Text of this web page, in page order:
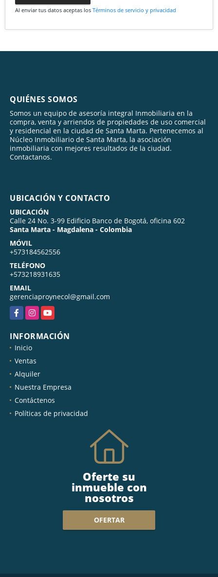
Al enviar tus datos aceptas los Términos de servicio y privacidad
QUIÉNES SOMOS
Somos un equipo de asesoría integral Inmobiliaria en la
compra, venta y arriendos de propiedades de uso comercial
y residencial en la ciudad de Santa Marta. Pertenecemos al
Núcleo Inmobiliario de Santa Marta, la asociación
inmobiliaria con mejores resultados de la ciudad.
Contactanos.
UBICACIÓN Y CONTACTO
UBICACIÓN
Calle 24 No. 3-99 Edificio Banco de Bogotá, oficina 602
Santa Marta - Magdalena - Colombia
MÓVIL
+573184562556
TELÉFONO
+573218931635
EMAIL
gerenciaproynecol@gmail.com
FacebookInstagramYouTube
INFORMACIÓN
Inicio
Ventas
Alquiler
Nuestra Empresa
Contáctenos
Políticas de privacidad
Oferte su
inmueble con
nosotros
OFERTAR